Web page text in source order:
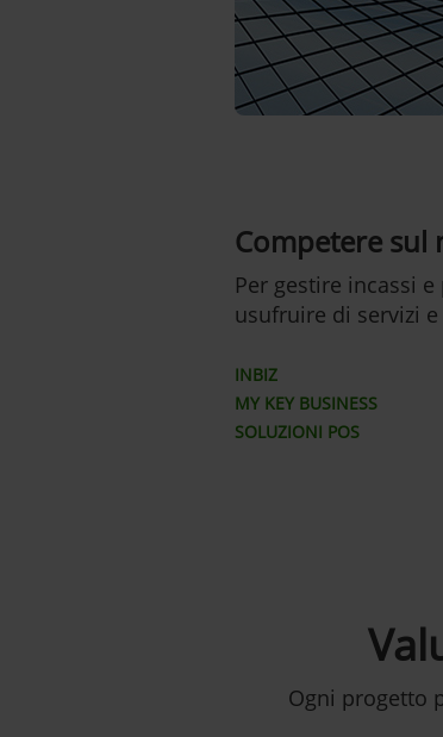
Competere sul
Per gestire incassi
usufruire di servizi
INBIZ
MY KEY BUSINESS
SOLUZIONI POS
Ogni progetto